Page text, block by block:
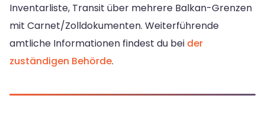
Inventarliste, Transit über mehrere Balkan-Grenzen
mit Carnet/Zolldokumenten. Weiterführende
amtliche Informationen findest du bei der
zuständigen Behörde.